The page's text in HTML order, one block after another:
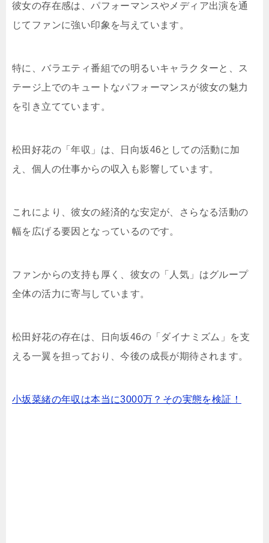
彼女の存在感は、パフォーマンスやメディア出演を通
じてファンに強い印象を与えています。
特に、バラエティ番組での明るいキャラクターと、ス
テージ上でのキュートなパフォーマンスが彼女の魅力
を引き立てています。
松田好花の「年収」は、日向坂46としての活動に加
え、個人の仕事からの収入も影響しています。
これにより、彼女の経済的な安定が、さらなる活動の
幅を広げる要因となっているのです。
ファンからの支持も厚く、彼女の「人気」はグループ
全体の活力に寄与しています。
松田好花の存在は、日向坂46の「ダイナミズム」を支
える一翼を担っており、今後の成長が期待されます。
小坂菜緒の年収は本当に3000万？その実態を検証！